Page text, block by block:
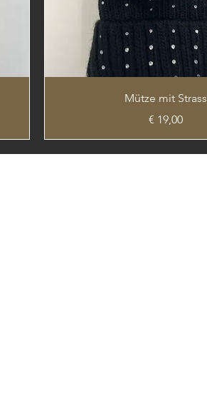
Mütze mit Strass
Preis
€ 19,00